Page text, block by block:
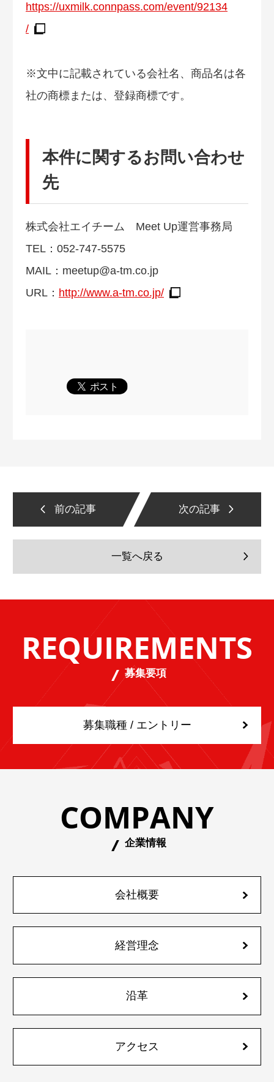
https://uxmilk.connpass.com/event/92134
/
※文中に記載されている会社名、商品名は各
社の商標または、登録商標です。
本件に関するお問い合わせ
先
株式会社エイチーム Meet Up運営事務局
TEL：052-747-5575
MAIL： meetup@a-tm.co.jp
URL： http://www.a-tm.co.jp/
前の記事 次の記事
一覧へ戻る
REQUIREMENTS
募集要項
募集職種 / エントリー
COMPANY
企業情報
会社概要
経営理念
沿革
アクセス